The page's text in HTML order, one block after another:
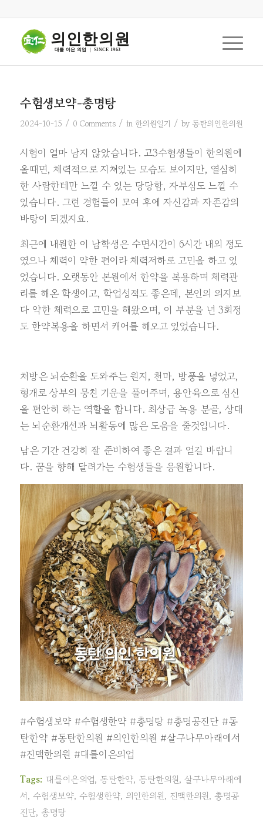
의인한의원
대를 이은 의업  |  SINCE 1963
수험생보약-총명탕
2024-10-15 / 0 Comments / in 한의원일기 / by 동탄의인한의원
시험이 얼마 남지 않았습니다. 고3수험생들이 한의원에
올때면, 체력적으로 지쳐있는 모습도 보이지만, 열심히
한 사람한테만 느낄 수 있는 당당함, 자부심도 느낄 수
있습니다. 그런 경험들이 모여 후에 자신감과 자존감의
바탕이 되겠지요.
최근에 내원한 이 남학생은 수면시간이 6시간 내외 정도
였으나 체력이 약한 편이라 체력저하로 고민을 하고 있
었습니다. 오랫동안 본원에서 한약을 복용하며 체력관
리를 해온 학생이고, 학업성적도 좋은데, 본인의 의지보
다 약한 체력으로 고민을 해왔으며, 이 부분을 년 3회정
도 한약복용을 하면서 캐어를 해오고 있었습니다.
처방은 뇌순환을 도와주는 원지, 천마, 방풍을 넣었고,
형개로 상부의 뭉친 기운을 풀어주며, 용안육으로 심신
을 편안히 하는 역할을 합니다. 최상급 녹용 분골, 상대
는 뇌순환개선과 뇌활동에 많은 도움을 줄것입니다.
남은 기간 건강히 잘 준비하여 좋은 결과 얻길 바랍니
다. 꿈을 향해 달려가는 수험생들을 응원합니다.
#수험생보약 #수험생한약 #총명탕 #총명공진단 #동
탄한약 #동탄한의원 #의인한의원 #살구나무아래에서
#진맥한의원 #대를이은의업
Tags: 대를이은의업, 동탄한약, 동탄한의원, 살구나무아래에
서, 수험생보약, 수험생한약, 의인한의원, 진맥한의원, 총명공
진단, 총명탕